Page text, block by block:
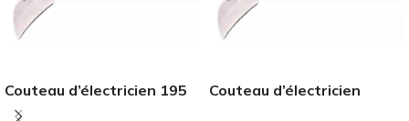
Couteau d’électricien 195
mm
Couteau d’électricien